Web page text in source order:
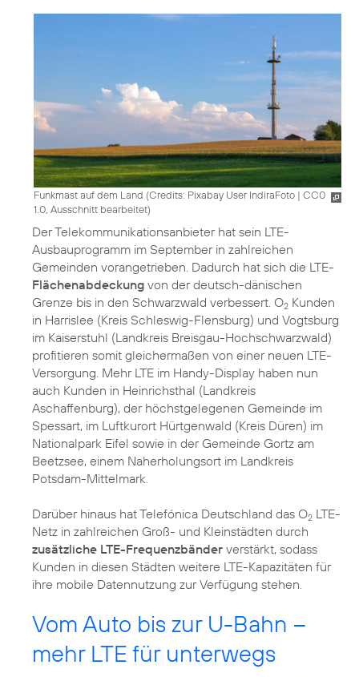
Funkmast auf dem Land (Credits: Pixabay User IndiraFoto | CC0
1.0, Ausschnitt bearbeitet)
Der Telekommunikationsanbieter hat sein LTE-
Ausbauprogramm im September in zahlreichen
Gemeinden vorangetrieben. Dadurch hat sich die LTE-
Flächenabdeckung von der deutsch-dänischen
Grenze bis in den Schwarzwald verbessert. O2 Kunden
in Harrislee (Kreis Schleswig-Flensburg) und Vogtsburg
im Kaiserstuhl (Landkreis Breisgau-Hochschwarzwald)
profitieren somit gleichermaßen von einer neuen LTE-
Versorgung. Mehr LTE im Handy-Display haben nun
auch Kunden in Heinrichsthal (Landkreis
Aschaffenburg), der höchstgelegenen Gemeinde im
Spessart, im Luftkurort Hürtgenwald (Kreis Düren) im
Nationalpark Eifel sowie in der Gemeinde Gortz am
Beetzsee, einem Naherholungsort im Landkreis
Potsdam-Mittelmark.
Darüber hinaus hat Telefónica Deutschland das O2 LTE-
Netz in zahlreichen Groß- und Kleinstädten durch
zusätzliche LTE-Frequenzbänder verstärkt, sodass
Kunden in diesen Städten weitere LTE-Kapazitäten für
Vom Auto bis zur U-Bahn –
mehr LTE für unterwegs